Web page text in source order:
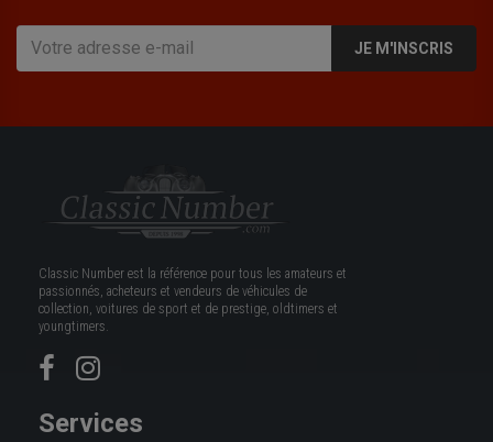
JE M'INSCRIS
Classic Number est la référence pour tous les amateurs et
passionnés, acheteurs et vendeurs de véhicules de
collection, voitures de sport et de prestige, oldtimers et
youngtimers.
Services